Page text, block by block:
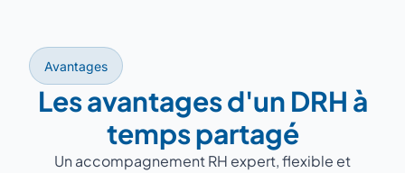
Avantages
Les avantages d'un DRH à
temps partagé
Un accompagnement RH expert, flexible et